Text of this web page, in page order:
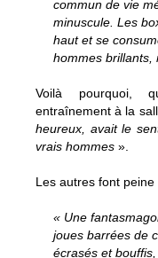
commun de vie
minuscule. Les
haut et se
hommes brillants,
Voilà pourquoi,
entraînement à la
heureux, avait le
vrais hommes ».
Les autres font peine
« Une
joues barrées de
écrasés et